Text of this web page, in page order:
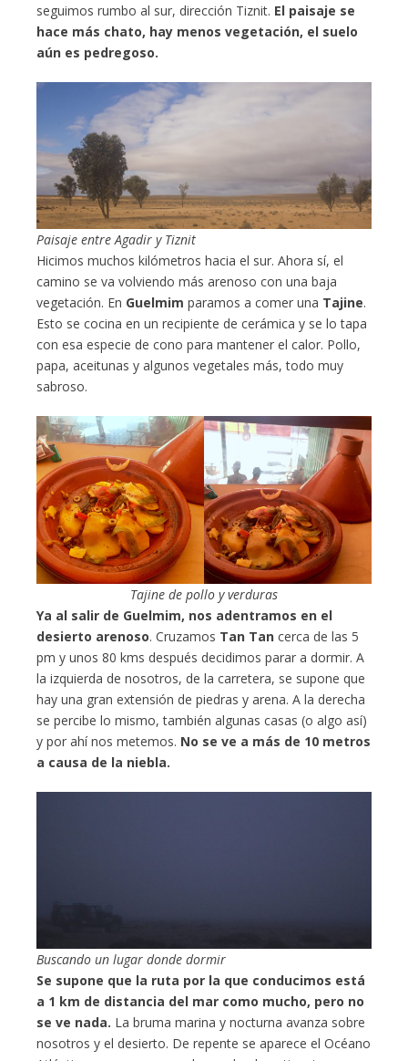
seguimos rumbo al sur, dirección Tiznit. El paisaje se
hace más chato, hay menos vegetación, el suelo
aún es pedregoso.
Paisaje entre Agadir y Tiznit
Hicimos muchos kilómetros hacia el sur. Ahora sí, el
camino se va volviendo más arenoso con una baja
vegetación. En Guelmim paramos a comer una Tajine.
Esto se cocina en un recipiente de cerámica y se lo tapa
con esa especie de cono para mantener el calor. Pollo,
papa, aceitunas y algunos vegetales más, todo muy
sabroso.
Tajine de pollo y verduras
Ya al salir de Guelmim, nos adentramos en el
desierto arenoso. Cruzamos Tan Tan cerca de las 5
pm y unos 80 kms después decidimos parar a dormir. A
la izquierda de nosotros, de la carretera, se supone que
hay una gran extensión de piedras y arena. A la derecha
se percibe lo mismo, también algunas casas (o algo así)
y por ahí nos metemos. No se ve a más de 10 metros
a causa de la niebla.
Buscando un lugar donde dormir
Se supone que la ruta por la que conducimos está
a 1 km de distancia del mar como mucho, pero no
se ve nada. La bruma marina y nocturna avanza sobre
nosotros y el desierto. De repente se aparece el Océano